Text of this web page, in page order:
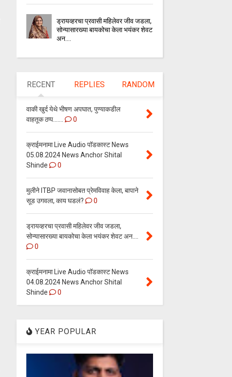
ड्रायव्हरचा प्रवासी महिलेवर जीव जडला,
सोन्यासारख्या बायकोचा केला भयंकर शेवट
अन....
RECENT REPLIES RANDOM
वाकी खुर्द येथे भीषण अपघात, पुण्याकडील
वाहतूक ठप्प.......
0
क्राईमनामा Live Audio पॉडकास्ट News
05.08.2024 News Anchor Shital
Shinde
0
मुलीने ITBP जवानासोबत प्रेमविवाह केला, बापाने
सूड उगवला, काय घडलं?
0
ड्रायव्हरचा प्रवासी महिलेवर जीव जडला,
सोन्यासारख्या बायकोचा केला भयंकर शेवट अन....
0
क्राईमनामा Live Audio पॉडकास्ट News
04.08.2024 News Anchor Shital
Shinde
0
YEAR POPULAR